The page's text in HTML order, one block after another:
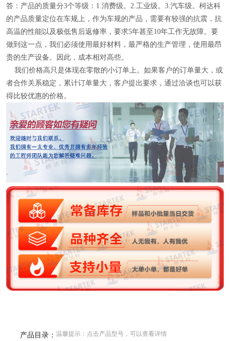
答：产品的质量分3个等级：1.消费级。2.工业级。3.汽车级。柯达科
的产品质量定位在车规上，作为车规的产品，需要有较强的抗震，抗
高温的性能以及极低售后返修率，要求5年甚至10年工作无故障。要
做到这一点，我们必须使用最好材料，最严格的生产管理，使用最昂
贵的生产设备。因此，成本相对高些。
我们价格高只是体现在零散的小订单上。如果客户的订单量大，或
者合作关系稳定，累计订单量大，客户提出要求，通过洽谈也可以获
得比较优惠的价格。
产品目录： 温馨提示：点击产品型号，可以查看详情